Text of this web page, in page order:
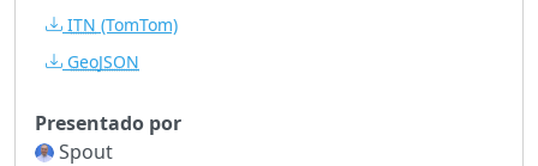
ITN (TomTom)
GeoJSON
Presentado por
Spout